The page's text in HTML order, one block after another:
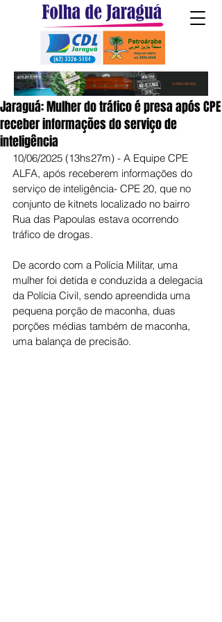
Jaraguá: Mulher do tráfico é presa após CPE
receber informações do serviço de
inteligência
10/06/2025 (13hs27m) - A Equipe CPE
ALFA, após receberem informações do
serviço de inteligência- CPE 20, que no
conjunto de kitnets localizado no bairro
Rua das Papoulas estava ocorrendo
tráfico de drogas.
De acordo com a Polícia Militar, uma
mulher foi detida e conduzida a delegacia
da Polícia Civil, sendo apreendida uma
pequena porção de maconha, duas
porções médias também de maconha,
uma balança de precisão.